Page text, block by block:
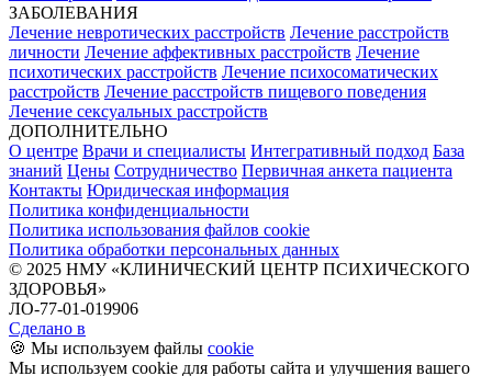
ЗАБОЛЕВАНИЯ
Лечение невротических расстройств Лечение расстройств
личности Лечение аффективных расстройств Лечение
психотических расстройств Лечение психосоматических
расстройств Лечение расстройств пищевого поведения
Лечение сексуальных расстройств
ДОПОЛНИТЕЛЬНО
О центре Врачи и специалисты Интегративный подход База
знаний Цены Сотрудничество Первичная анкета пациента
Контакты Юридическая информация
Политика конфиденциальности
Политика использования файлов cookie
Политика обработки персональных данных
© 2025 НМУ «‎КЛИНИЧЕСКИЙ ЦЕНТР ПСИХИЧЕСКОГО
ЗДОРОВЬЯ»‎
ЛО-77-01-019906
Сделано в
🍪 Мы используем файлы cookie
Мы используем cookie для работы сайта и улучшения вашего